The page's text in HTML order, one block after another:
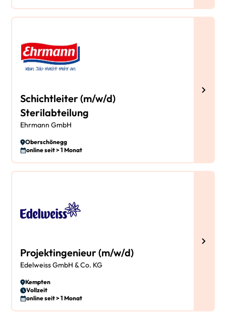
Schichtleiter (m/w/d)
Sterilabteilung
Ehrmann GmbH
Oberschönegg
online seit > 1 Monat
Projektingenieur (m/w/d)
Edelweiss GmbH & Co. KG
Kempten
Vollzeit
online seit > 1 Monat